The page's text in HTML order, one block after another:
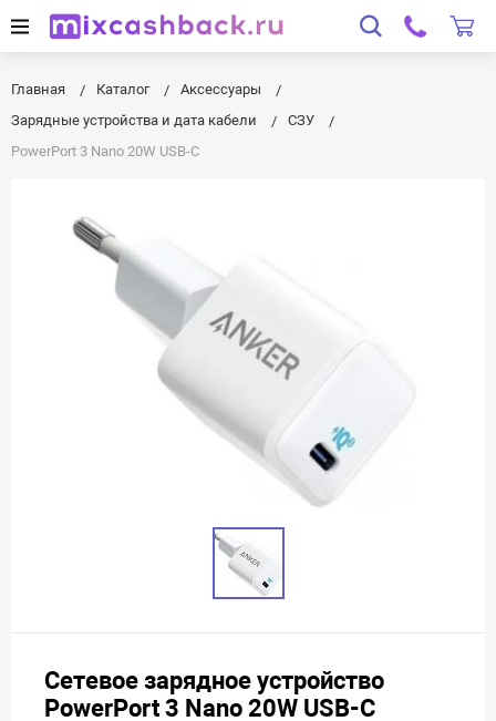
Главная Каталог
Аксессуары
Зарядные устройства и дата кабели
СЗУ
PowerPort 3 Nano 20W USB-C
Сетевое зарядное устройство
PowerPort 3 Nano 20W USB-C